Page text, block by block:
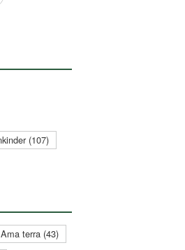
(107)
terra (43)